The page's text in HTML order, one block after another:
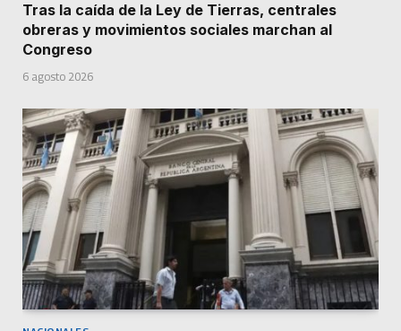
Tras la caída de la Ley de Tierras, centrales
obreras y movimientos sociales marchan al
Congreso
6 agosto 2026